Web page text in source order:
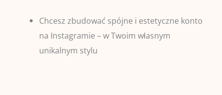
Chcesz zbudować spójne i estetyczne konto
na Instagramie – w Twoim własnym
unikalnym stylu